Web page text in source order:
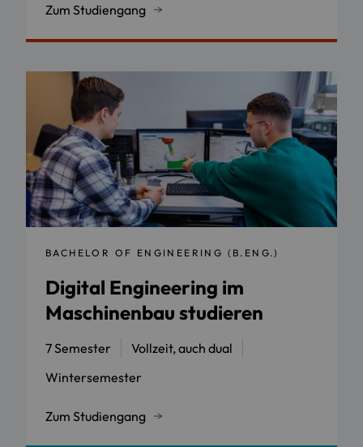
Zum Studiengang
BACHELOR OF ENGINEERING (B.ENG.)
Digital Engineering im
Maschinenbau studieren
7 Semester
Vollzeit, auch dual
Wintersemester
Zum Studiengang